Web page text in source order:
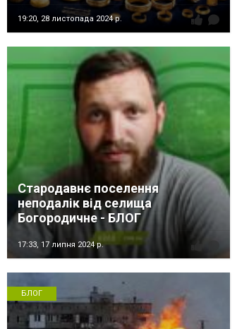
19:20, 28 листопада 2024 р.
Стародавнє поселення
неподалік від селища
Богородичне - БЛОГ
17:33, 17 липня 2024 р.
БЛОГ